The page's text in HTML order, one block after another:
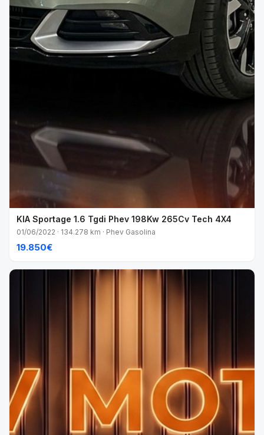
KIA Sportage 1.6 Tgdi Phev 198Kw 265Cv Tech 4X4
01/06/2022 · 134.278 km · Phev Gasolina
19.850€